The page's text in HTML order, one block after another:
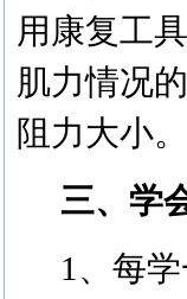
用康复工具
肌力情况的
阻力大小。
三、 学
1、 每